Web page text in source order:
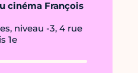
cinéma François
niveau -3, 4 rue
1e